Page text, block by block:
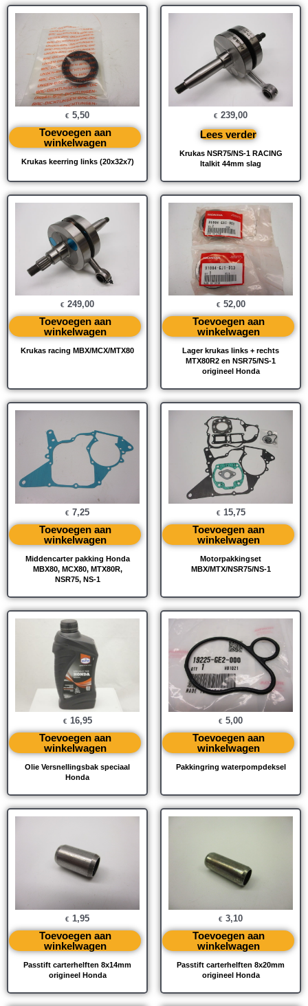
Krukas keerring links (20x32x7)
€ 5,50
Toevoegen aan
winkelwagen
Krukas NSR75/NS-1 RACING
Italkit 44mm slag
€ 239,00
Lees verder
Krukas racing MBX/MCX/MTX80
€ 249,00
Toevoegen aan
winkelwagen
Lager krukas links + rechts
MTX80R2 en NSR75/NS-1
origineel Honda
€ 52,00
Toevoegen aan
winkelwagen
Middencarter pakking Honda
MBX80, MCX80, MTX80R,
NSR75, NS-1
€ 7,25
Toevoegen aan
winkelwagen
Motorpakkingset
MBX/MTX/NSR75/NS-1
€ 15,75
Toevoegen aan
winkelwagen
Olie Versnellingsbak speciaal
Honda
€ 16,95
Toevoegen aan
winkelwagen
Pakkingring waterpompdeksel
€ 5,00
Toevoegen aan
winkelwagen
Passtift carterhelften 8x14mm
origineel Honda
€ 1,95
Toevoegen aan
winkelwagen
Passtift carterhelften 8x20mm
origineel Honda
€ 3,10
Toevoegen aan
winkelwagen